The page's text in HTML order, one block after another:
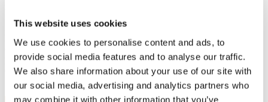
This website uses cookies
We use cookies to personalise content and ads, to
provide social media features and to analyse our traffic.
We also share information about your use of our site with
our social media, advertising and analytics partners who
may combine it with other information that you’ve
I lavori saranno aperti da Carlo Emanuele Bona, Consigliere di
Federazione Carta e Grafica con delega all’Editoria, e proseguiranno
con gli interventi di esperti del mondo della committenza, stampa e
produzione di carta e materiali destinati alla filiera del prodotto
editoriale.